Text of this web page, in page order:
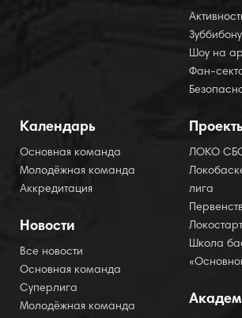
Шоу на
Фан-
Календарь
Основная команда
Молодёжная команда
Аккредитация
Новости
Все новости
Основная команда
Суперлига
Молодёжная команда
ЛОКО
лига
Локостарт
Школа